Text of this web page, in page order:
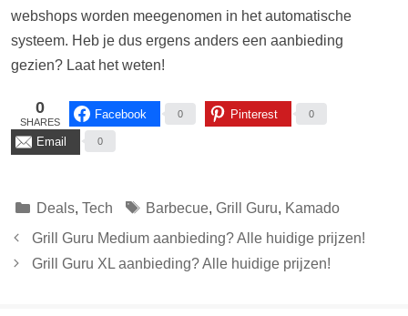
webshops worden meegenomen in het automatische
systeem. Heb je dus ergens anders een aanbieding
gezien? Laat het weten!
0
SHARES
Facebook 0 Pinterest 0
Email 0
Categorieën
Deals, Tech Tags
Barbecue,Grill Guru, Kamado
Grill Guru Medium aanbieding? Alle huidige prijzen!
Grill Guru XL aanbieding? Alle huidige prijzen!